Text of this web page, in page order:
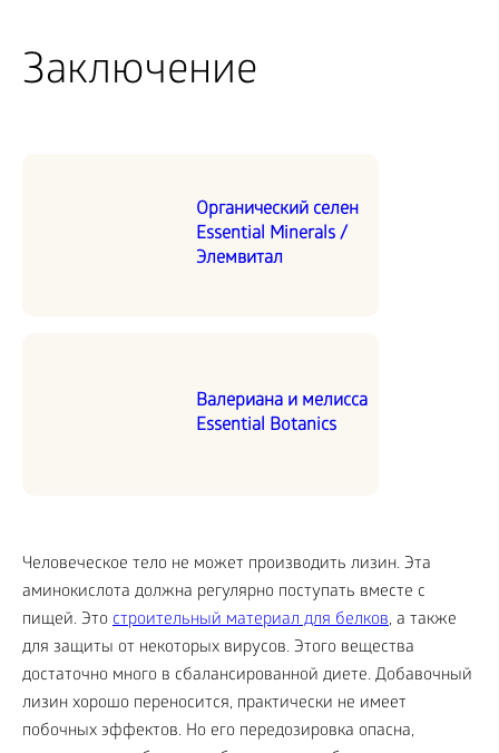
Заключение
Органический селен
Essential Minerals /
Элемвитал
Валериана и мелисса
Essential Botanics
Человеческое тело не может производить лизин. Эта
аминокислота должна регулярно поступать вместе с
пищей. Это строительный материал для белков, а также
для защиты от некоторых вирусов. Этого вещества
достаточно много в сбалансированной диете. Добавочный
лизин хорошо переносится, практически не имеет
побочных эффектов. Но его передозировка опасна,